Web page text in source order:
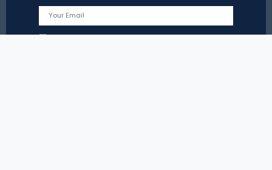
I agree to get email updates